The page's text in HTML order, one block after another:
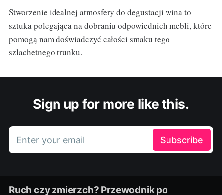
Stworzenie idealnej atmosfery do degustacji wina to
sztuka polegająca na dobraniu odpowiednich mebli, które
pomogą nam doświadczyć całości smaku tego
szlachetnego trunku.
Sign up for more like this.
Enter your email Subscribe
Ruch czy zmierzch? Przewodnik po